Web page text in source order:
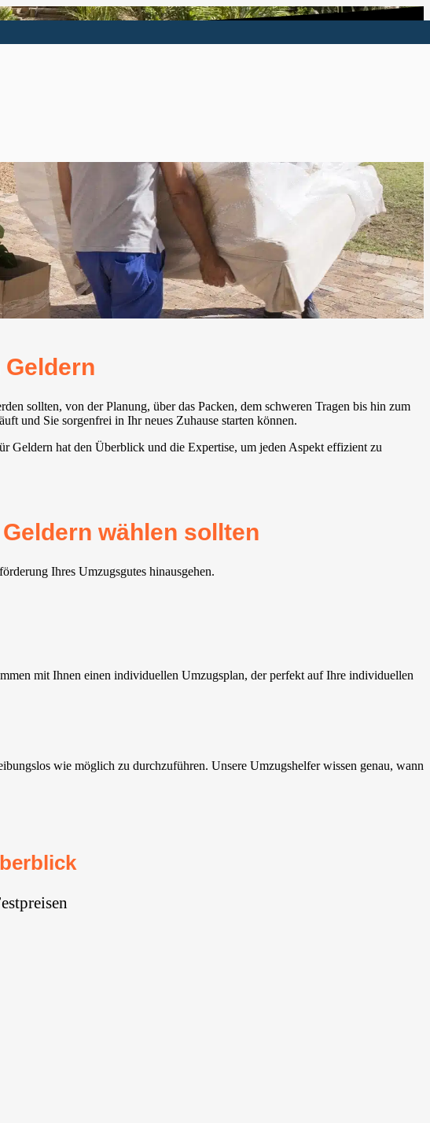
sollten, von der Planung, über das Packen, dem schweren Tragen bis hin zum
und Sie sorgenfrei in Ihr neues Zuhause starten können.
Geldern hat den Überblick und die Expertise, um jeden Aspekt effizient zu
wählen sollten
Ihres Umzugsgutes hinausgehen.
mit Ihnen einen individuellen Umzugsplan, der perfekt auf Ihre individuellen
wie möglich zu durchzuführen. Unsere Umzugshelfer wissen genau, wann